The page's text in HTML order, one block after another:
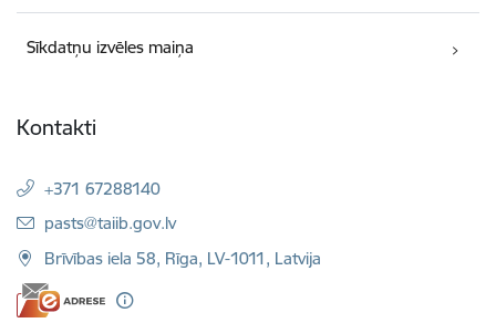
Sīkdatņu izvēles maiņa
Kontakti
+371 67288140
E-pasts:
pasts@taiib.gov.lv
Brīvības iela 58, Rīga, LV-1011, Latvija